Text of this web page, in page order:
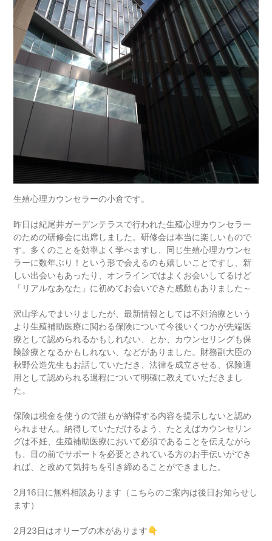
生殖心理カウンセラーの小倉です。
昨日は紀尾井ガーデンテラスで行われた生殖心理カウンセラー
のための研修会に出席しました。研修会は本当に楽しいもので
す。多くのことを効率よく学べますし、同じ生殖心理カウンセ
ラーに数年ぶり！という形で会えるのも嬉しいことですし、新
しい出会いもあったり、オンラインではよくお会いしてるけど
「リアルなあなた」に初めてお会いできた感動もありました～
沢山学んでまいりましたが、最新情報としては不妊治療という
より生殖補助医療に関わる保険について今後いくつかが先端医
療として認められるかもしれない、とか、カウンセリングも保
険診療となるかもしれない、などがありました。財務副大臣の
秋野公造先生もお話していただき、法律を成立させる、保険適
用として認められる過程について明確に教えていただきまし
た。
保険は税金を使うので誰もが納得する内容を提示しないと認め
られません。納得していただけるよう、たとえばカウンセリン
グは不妊、生殖補助医療において必須であることを伝えながら
も、目の前でサポートを必要とされている方のお手伝いができ
れば、と改めて気持ちを引き締めることができました。
2月16日に無料相談あります（こちらのご案内は後日お知らせし
ます）
2月23日はオリーブの木があります👇